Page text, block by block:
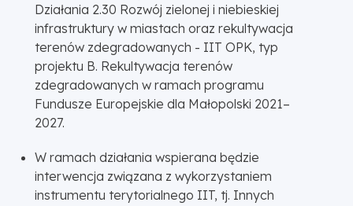
Działania 2.30 Rozwój zielonej i niebieskiej
infrastruktury w miastach oraz rekultywacja
terenów zdegradowanych - IIT OPK, typ
projektu B. Rekultywacja terenów
zdegradowanych w ramach programu
Fundusze Europejskie dla Małopolski 2021–
2027.
W ramach działania wspierana będzie
interwencja związana z wykorzystaniem
instrumentu terytorialnego IIT, tj. Innych